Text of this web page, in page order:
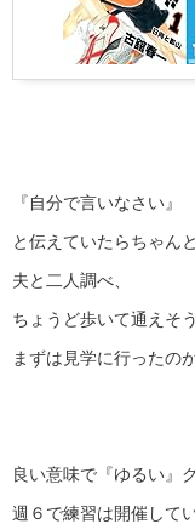
『自分で言いなさい』
と伝えていたらちゃん
夫と二人調べ、
ちょうど歩いて通えそ
まずは見学に行ったの
良い意味で『ゆるい』
週６で練習は開催して